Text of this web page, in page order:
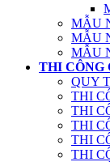
MẪU
MẪU
MẪU
THI CÔNG
QUY
THI
THI
THI
THI
THI